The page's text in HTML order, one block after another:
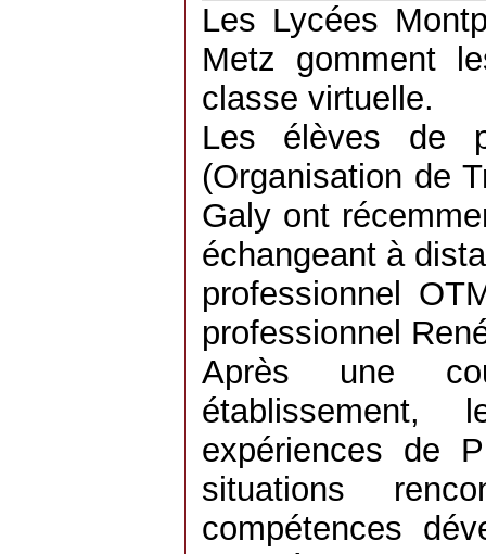
Les Lycées
Metz gomment
classe virtuelle.
Les élèves de
(Organisation de
Galy ont
échangeant à
professionnel
professionnel
Après une
expériences de
situations
compétences